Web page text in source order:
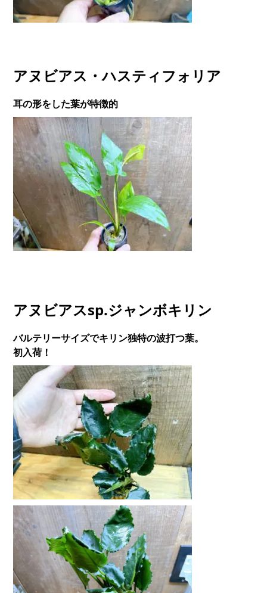
アヌビアス・ハスティフォリア
耳の形をした葉が特徴的
アヌビアスsp.ジャンボキリン
バルテリーサイズでキリン独特の波打つ葉。
初入荷！